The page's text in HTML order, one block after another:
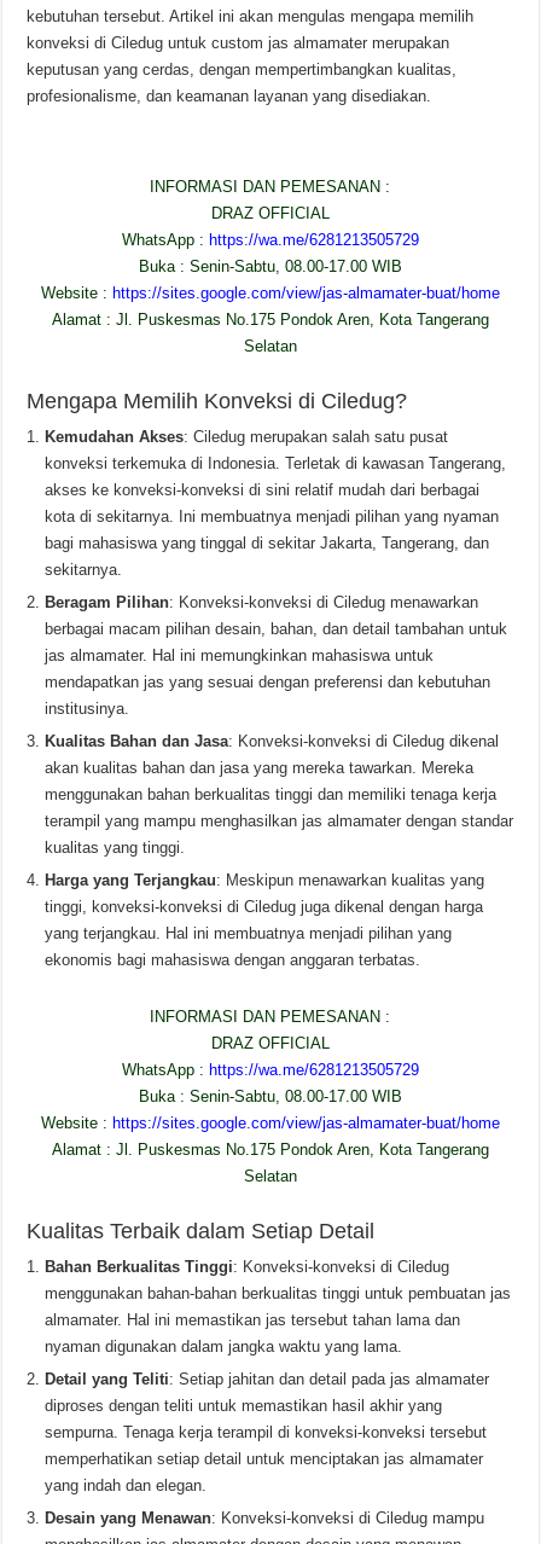
kebutuhan tersebut. Artikel ini akan mengulas mengapa memilih
konveksi di Ciledug untuk custom jas almamater merupakan
keputusan yang cerdas, dengan mempertimbangkan kualitas,
profesionalisme, dan keamanan layanan yang disediakan.
INFORMASI DAN PEMESANAN :
DRAZ OFFICIAL
WhatsApp : https://wa.me/6281213505729
Buka : Senin-Sabtu, 08.00-17.00 WIB
Website : https://sites.google.com/view/jas-almamater-buat/home
Alamat : Jl. Puskesmas No.175 Pondok Aren, Kota Tangerang
Selatan
Mengapa Memilih Konveksi di Ciledug?
Kemudahan Akses: Ciledug merupakan salah satu pusat
konveksi terkemuka di Indonesia. Terletak di kawasan Tangerang,
akses ke konveksi-konveksi di sini relatif mudah dari berbagai
kota di sekitarnya. Ini membuatnya menjadi pilihan yang nyaman
bagi mahasiswa yang tinggal di sekitar Jakarta, Tangerang, dan
sekitarnya.
Beragam Pilihan: Konveksi-konveksi di Ciledug menawarkan
berbagai macam pilihan desain, bahan, dan detail tambahan untuk
jas almamater. Hal ini memungkinkan mahasiswa untuk
mendapatkan jas yang sesuai dengan preferensi dan kebutuhan
institusinya.
Kualitas Bahan dan Jasa: Konveksi-konveksi di Ciledug dikenal
akan kualitas bahan dan jasa yang mereka tawarkan. Mereka
menggunakan bahan berkualitas tinggi dan memiliki tenaga kerja
terampil yang mampu menghasilkan jas almamater dengan standar
kualitas yang tinggi.
Harga yang Terjangkau: Meskipun menawarkan kualitas yang
tinggi, konveksi-konveksi di Ciledug juga dikenal dengan harga
yang terjangkau. Hal ini membuatnya menjadi pilihan yang
ekonomis bagi mahasiswa dengan anggaran terbatas.
INFORMASI DAN PEMESANAN :
DRAZ OFFICIAL
WhatsApp : https://wa.me/6281213505729
Buka : Senin-Sabtu, 08.00-17.00 WIB
Website : https://sites.google.com/view/jas-almamater-buat/home
Alamat : Jl. Puskesmas No.175 Pondok Aren, Kota Tangerang
Selatan
Kualitas Terbaik dalam Setiap Detail
Bahan Berkualitas Tinggi: Konveksi-konveksi di Ciledug
menggunakan bahan-bahan berkualitas tinggi untuk pembuatan jas
almamater. Hal ini memastikan jas tersebut tahan lama dan
nyaman digunakan dalam jangka waktu yang lama.
Detail yang Teliti: Setiap jahitan dan detail pada jas almamater
diproses dengan teliti untuk memastikan hasil akhir yang
sempurna. Tenaga kerja terampil di konveksi-konveksi tersebut
memperhatikan setiap detail untuk menciptakan jas almamater
yang indah dan elegan.
Desain yang Menawan: Konveksi-konveksi di Ciledug mampu